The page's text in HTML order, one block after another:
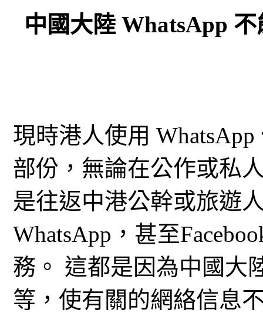
中國大陸 WhatsApp
現時港人使用
部份，無論在公作或私
是往返中港公幹或旅遊
WhatsApp，甚至
務。 這都是因為中國大
等，使有關的網絡信息